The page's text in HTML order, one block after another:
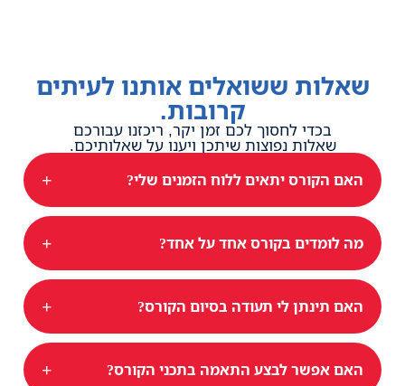
שאלות ששואלים אותנו לעיתים
קרובות.
בכדי לחסוך לכם זמן יקר, ריכזנו עבורכם
שאלות נפוצות שיתכן ויענו על שאלותיכם.
האם הקורס יתאים ללוח הזמנים שלי? +
מה לומדים בקורס אחד על אחד? +
האם תינתן לי תעודה בסיום הקורס? +
האם אפשר לבצע התאמה בתכני הקורס? +